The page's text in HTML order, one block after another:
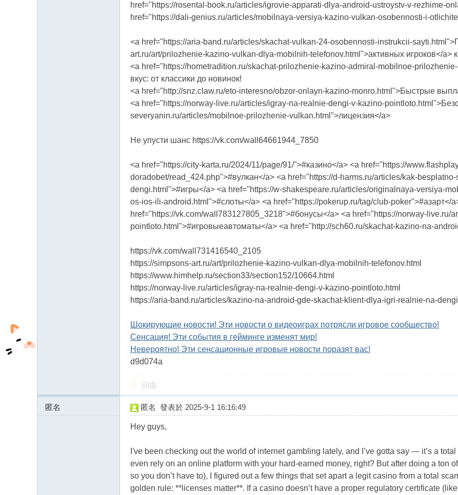
href="https://rosental-book.ru/articles/igrovie-apparati-dlya-android-ustroystv-v-rezhime-
href="https://dali-genius.ru/articles/mobilnaya-versiya-kazino-vulkan-osobennosti-i-
<a href="https://aria-band.ru/articles/skachat-vulkan-24-osobennosti-instrukcii-
art.ru/art/prilozhenie-kazino-vulkan-dlya-mobilnih-telefonov.html">активных игроков</a>
<a href="https://hometradition.ru/skachat-prilozhenie-kazino-admiral-mobilnoe-
вкус: от классики до новинок!
<a href="http://snz.claw.ru/eto-interesno/obzor-onlayn-kazino-monro.html">Быстрые
<a href="https://norway-live.ru/articles/igray-na-realnie-dengi-v-kazino-
severyanin.ru/articles/mobilnoe-prilozhenie-vulkan.html">лицензия</a>
Не упусти шанс https://vk.com/wall64661944_7850
<a href="https://city-karta.ru/2024/11/page/91/">#казино</a> <a href="https://
doradobet/read_424.php">#вулкан</a> <a href="https://d-harms.ru/articles/kak-
dengi.html">#игры</a> <a href="https://w-shakespeare.ru/articles/originalnaya-versiya-
os-ios-ili-android.html">#слоты</a> <a href="https://pokerup.ru/tag/club-poker">#азарт</
href="https://vk.com/wall783127805_3218">#бонусы</a> <a href="https://norway-live.ru/
pointloto.html">#игровыеавтоматы</a> <a href="http://sch60.ru/skachat-kazino-na-
https://vk.com/wall731416540_2105
https://simpsons-art.ru/art/prilozhenie-kazino-vulkan-dlya-mobilnih-telefonov.html
https://www.himhelp.ru/section33/section152/10664.html
https://norway-live.ru/articles/igray-na-realnie-dengi-v-kazino-pointloto.html
https://aria-band.ru/articles/kazino-na-android-gde-skachat-klient-dlya-igri-realnie-na-
Шокирующие новости! Эти новости о видеоиграх потрясли игровое сообщество!
Сенсация! Эти события в гейминге изменят мир!
Невероятно! Эти сенсационные игровые новости поразят вас!
d9d074a
回復
匿名
45.131.46.x:54850
匿名 發表於 2025-9-1 16:16:49
Hey guys,
I've been checking out the world of internet gambling lately, and I’ve gotta say — it’s a
even rely on an online platform with your hard-earned money, right? But after doing a ton
so you don’t have to), I figured out a few things that set apart a legit casino from a total
golden rule: **licenses matter**. If a casino doesn’t have a proper regulatory certificate